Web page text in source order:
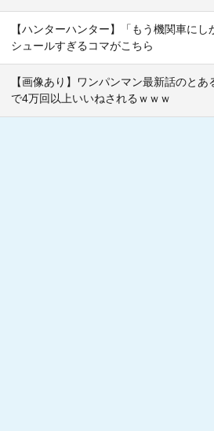
【ハンターハンター】「もう機関車に
シュールすぎるコマがこちら
【画像あり】ワンパンマン最新話のと
で4万回以上いいねされるｗｗｗ